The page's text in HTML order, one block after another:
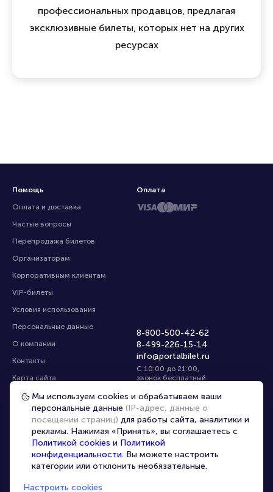
профессиональных продавцов, предлагая
эксклюзивные билеты, которых нет на других
ресурсах
Помощь
Оплата и доставка
Частые вопросы
Перепродажа билетов
Организаторам
Корпоративным клиентам
VIP-билеты
Условия использования
Персональные данные
О компании
Контакты
Карта сайта
Управление cookies
8-800-500-42-62
8-499-226-15-14
info@portalbilet.ru
С 10:00 до 21:00,
звонок бесплатный
Все площадки
Оплата
Главная | Кондопога
Мы используем cookies и обрабатываем ваши
персональные данные (IP-адрес, данные о
посещении страниц) для работы сайта, аналитики и
рекламы. Нажимая «Принять», вы соглашаетесь с
Политикой cookies и Политикой
конфиденциальности. Вы можете настроить
категории или отклонить необязательные.
Настроить cookies